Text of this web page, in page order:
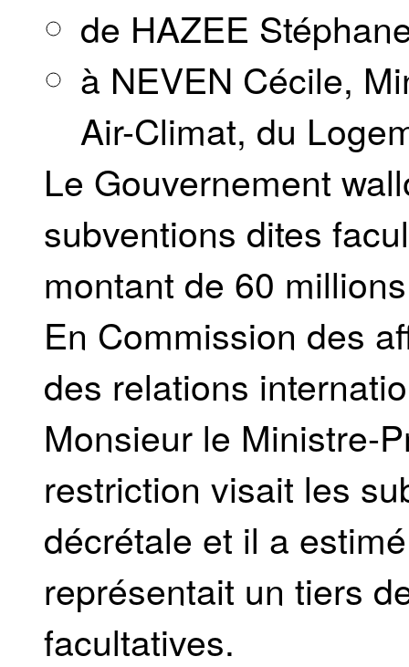
de HAZEE
à NEVEN Cécile,
Air-Climat, du
Le Gouvernement
subventions dites
montant de 60
En Commission des
des relations
Monsieur le Ministre-
restriction visait les
décrétale et il a
représentait un tiers
facultatives.